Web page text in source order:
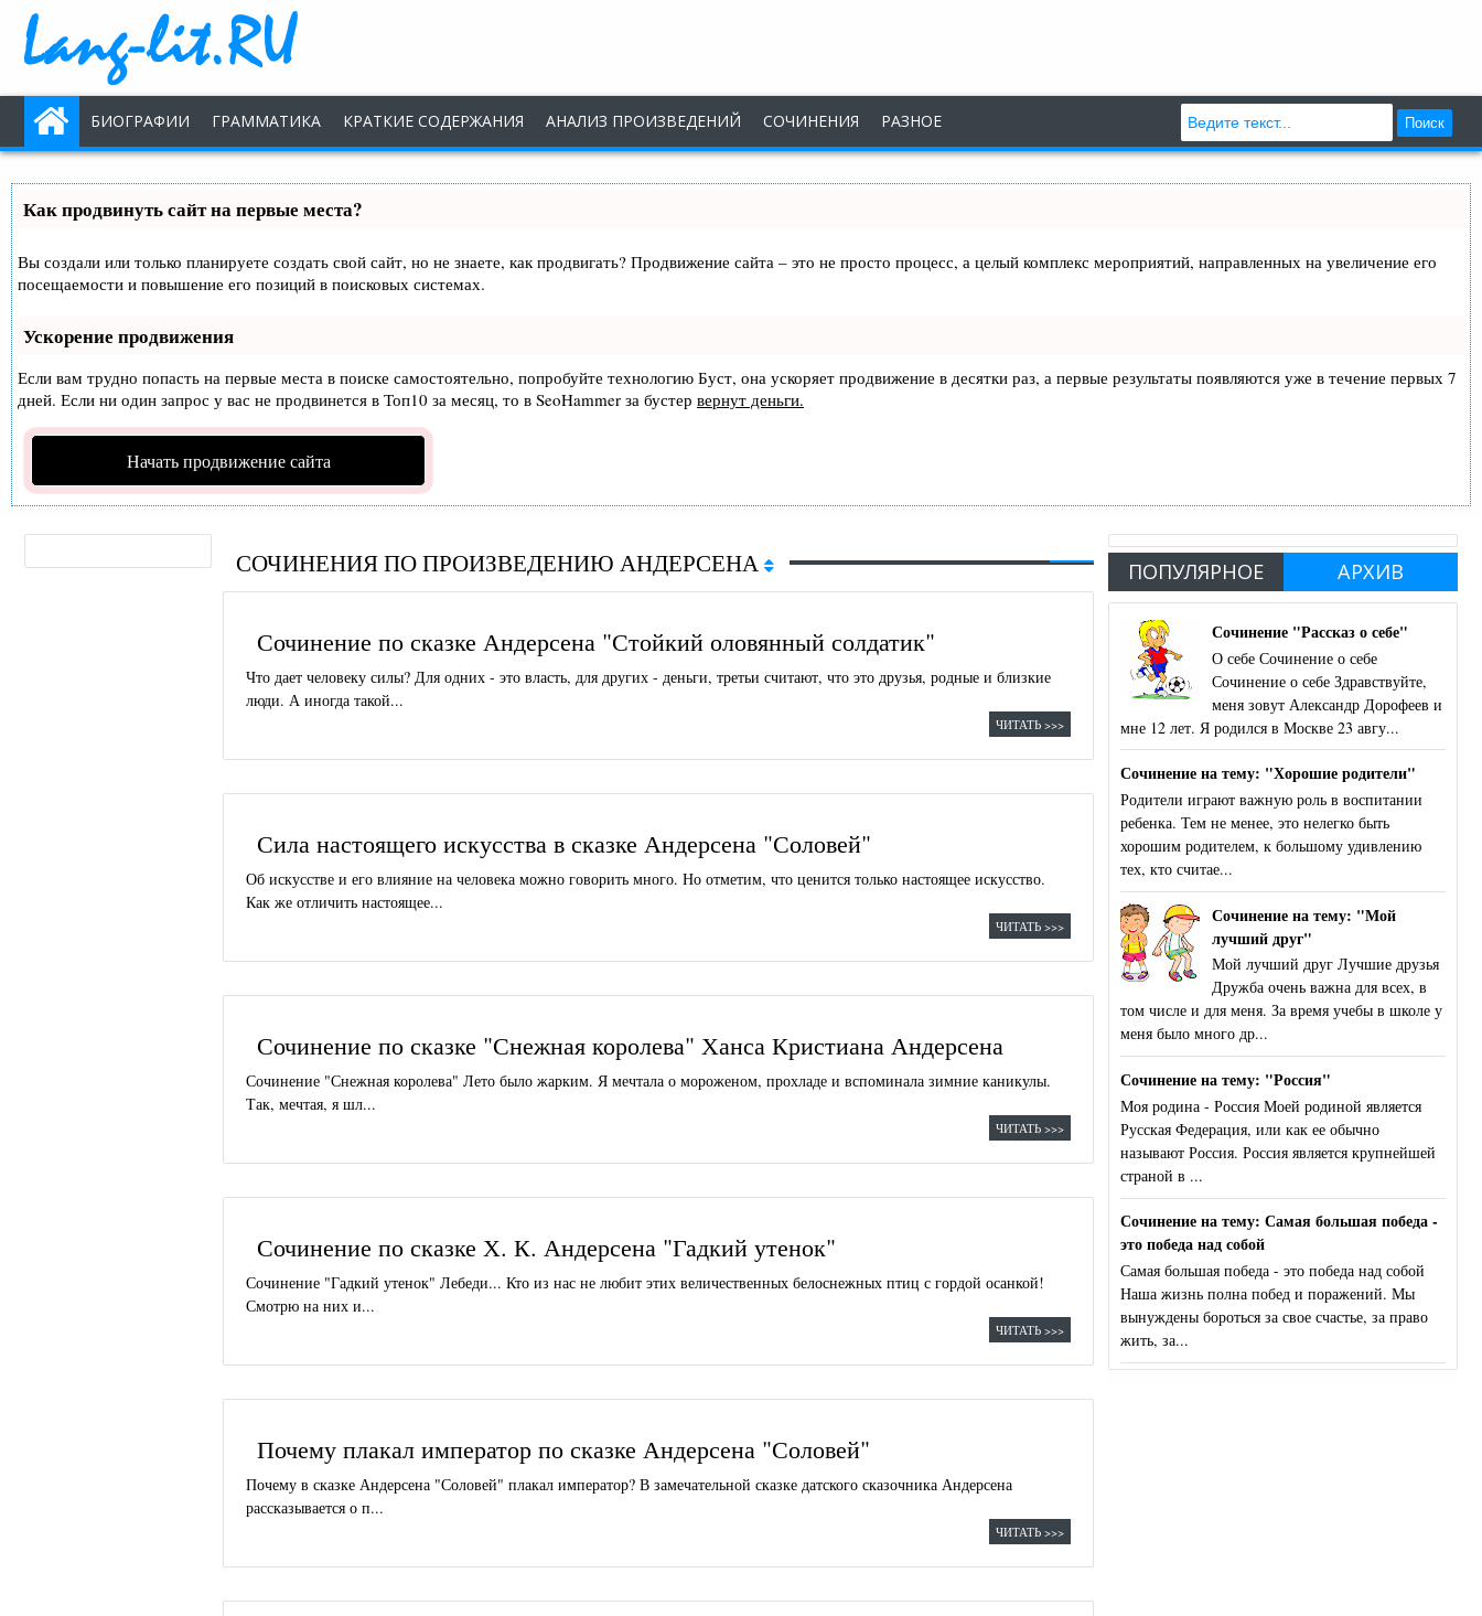
БИОГРАФИИ ГРАММАТИКА КРАТКИЕ СОДЕРЖАНИЯ АНАЛИЗ ПРОИЗВЕДЕНИЙ СОЧИНЕНИЯ РАЗНОЕ Поиск
Как продвинуть сайт на первые места?
Вы создали или только планируете создать свой сайт, но не знаете, как продвигать? Продвижение сайта – это не просто процесс, а целый комплекс мероприятий, направленных на увеличение его
посещаемости и повышение его позиций в поисковых системах.
Ускорение продвижения
Если вам трудно попасть на первые места в поиске самостоятельно, попробуйте технологию Буст, она ускоряет продвижение в десятки раз, а первые результаты появляются уже в течение первых 7
дней. Если ни один запрос у вас не продвинется в Топ10 за месяц, то в SeoHammer за бустер вернут деньги.
Начать продвижение сайта
СОЧИНЕНИЯ ПО ПРОИЗВЕДЕНИЮ АНДЕРСЕНА
Сочинение по сказке Андерсена "Стойкий оловянный солдатик"
Что дает человеку силы? Для одних - это власть, для других - деньги, третьи считают, что это друзья, родные и близкие
люди. А иногда такой...
ЧИТАТЬ >>>
Сила настоящего искусства в сказке Андерсена "Соловей"
Об искусстве и его влияние на человека можно говорить много. Но отметим, что ценится только настоящее искусство.
Как же отличить настоящее...
ЧИТАТЬ >>>
Сочинение по сказке "Снежная королева" Ханса Кристиана Андерсена
Сочинение "Снежная королева" Лето было жарким. Я мечтала о мороженом, прохладе и вспоминала зимние каникулы.
Так, мечтая, я шл...
ЧИТАТЬ >>>
Сочинение по сказке Х. К. Андерсена "Гадкий утенок"
Сочинение "Гадкий утенок" Лебеди... Кто из нас не любит этих величественных белоснежных птиц с гордой осанкой!
Смотрю на них и...
ЧИТАТЬ >>>
Почему плакал император по сказке Андерсена "Соловей"
Почему в сказке Андерсена "Соловей" плакал император? В замечательной сказке датского сказочника Андерсена
рассказывается о п...
ЧИТАТЬ >>>
ПОПУЛЯРНОЕ АРХИВ
Сочинение "Рассказ о себе"
О себе Сочинение о себе
Сочинение о себе Здравствуйте,
меня зовут Александр Дорофеев и
мне 12 лет. Я родился в Москве 23 авгу...
Сочинение на тему: "Хорошие родители"
Родители играют важную роль в воспитании
ребенка. Тем не менее, это нелегко быть
хорошим родителем, к большому удивлению
тех, кто считае...
Сочинение на тему: "Мой
лучший друг"
Мой лучший друг Лучшие друзья
Дружба очень важна для всех, в
том числе и для меня. За время учебы в школе у
меня было много др...
Сочинение на тему: "Россия"
Моя родина - Россия Моей родиной является
Русская Федерация, или как ее обычно
называют Россия. Россия является крупнейшей
страной в ...
Сочинение на тему: Самая большая победа -
это победа над собой
Самая большая победа - это победа над собой
Наша жизнь полна побед и поражений. Мы
вынуждены бороться за свое счастье, за право
жить, за...